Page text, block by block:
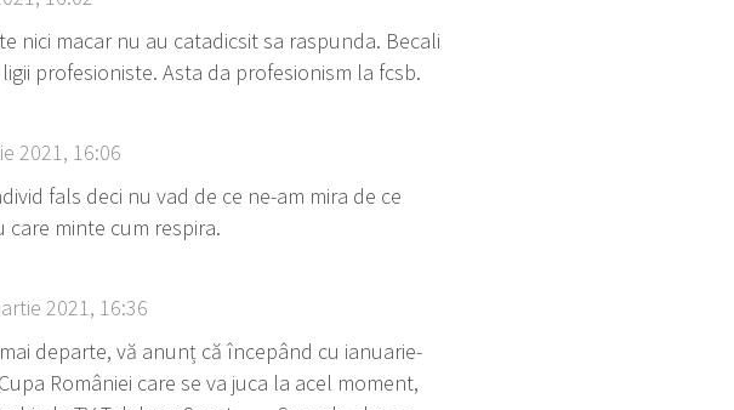
nici macar nu au catadicsit sa raspunda. Becali
profesioniste. Asta da profesionism la fcsb.
2021, 16:06
fals deci nu vad de ce ne-am mira de ce
minte cum respira.
2021, 16:36
departe, vă anunț că începând cu ianuarie-
României care se va juca la acel moment,